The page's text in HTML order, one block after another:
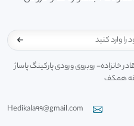
خانزاده- روبروی ورودی پارکینگ پاساژ
همکف
Hedikala99@gmail.com